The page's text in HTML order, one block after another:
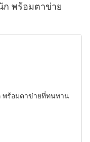
ก พร้อมตาข่าย